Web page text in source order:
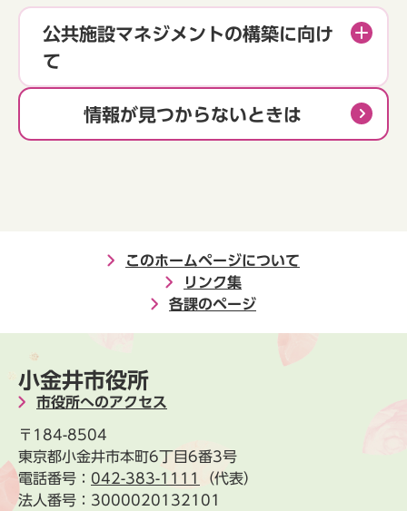
公共施設マネジメントの構築に向け
て
情報が見つからないときは
このホームページについて
リンク集
各課のページ
小金井市役所
市役所へのアクセス
〒184-8504
東京都小金井市本町6丁目6番3号
電話番号： 042-383-1111
（代表）
法人番号：3000020132101